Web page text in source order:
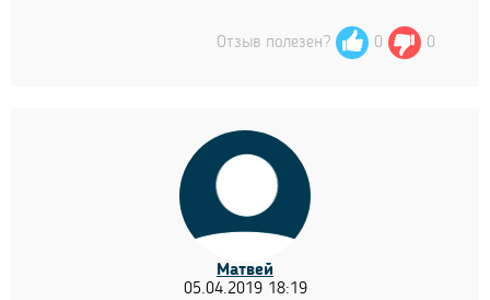
Отзыв полезен? 0 0
Матвей
05.04.2019 18:19